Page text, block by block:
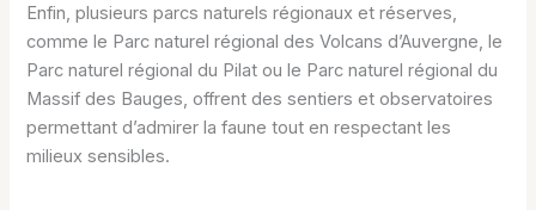
Enfin, plusieurs parcs naturels régionaux et réserves,
comme le Parc naturel régional des Volcans d’Auvergne, le
Parc naturel régional du Pilat ou le Parc naturel régional du
Massif des Bauges, offrent des sentiers et observatoires
permettant d’admirer la faune tout en respectant les
milieux sensibles.